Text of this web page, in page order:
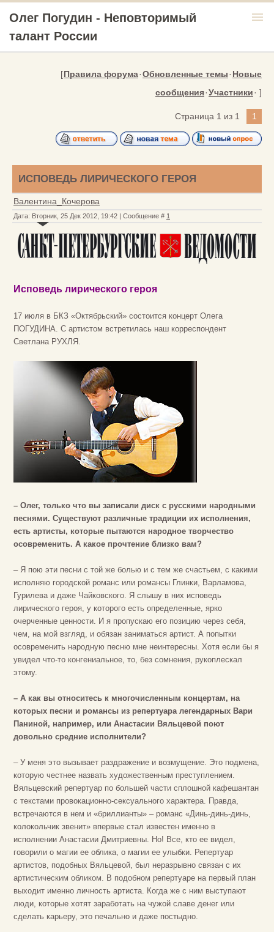
Олег Погудин - Неповторимый
талант России
menu
[Правила форума·Обновленные темы·Новые
сообщения·Участники· ]
Страница 1 из 1 1
ИСПОВЕДЬ ЛИРИЧЕСКОГО ГЕРОЯ
Валентина_Кочерова
Дата: Вторник, 25 Дек 2012, 19:42 | Сообщение # 1
Исповедь лирического героя
17 июля в БКЗ «Октябрьский» состоится концерт Олега
ПОГУДИНА. С артистом встретилась наш корреспондент
Светлана РУХЛЯ.
– Олег, только что вы записали диск с русскими народными
песнями. Существуют различные традиции их исполнения,
есть артисты, которые пытаются народное творчество
осовременить. А какое прочтение близко вам?
– Я пою эти песни с той же болью и с тем же счастьем, с какими
исполняю городской романс или романсы Глинки, Варламова,
Гурилева и даже Чайковского. Я слышу в них исповедь
лирического героя, у которого есть определенные, ярко
очерченные ценности. И я пропускаю его позицию через себя,
чем, на мой взгляд, и обязан заниматься артист. А попытки
осовременить народную песню мне неинтересны. Хотя если бы я
увидел что-то конгениальное, то, без сомнения, рукоплескал
этому.
– А как вы относитесь к многочисленным концертам, на
которых песни и романсы из репертуара легендарных Вари
Паниной, например, или Анастасии Вяльцевой поют
довольно средние исполнители?
– У меня это вызывает раздражение и возмущение. Это подмена,
которую честнее назвать художественным преступлением.
Вяльцевский репертуар по большей части сплошной кафешантан
с текстами провокационно-сексуального характера. Правда,
встречаются в нем и «бриллианты» – романс «Динь-динь-динь,
колокольчик звенит» впервые стал известен именно в
исполнении Анастасии Дмитриевны. Но! Все, кто ее видел,
говорили о магии ее облика, о магии ее улыбки. Репертуар
артистов, подобных Вяльцевой, был неразрывно связан с их
артистическим обликом. В подобном репертуаре на первый план
выходит именно личность артиста. Когда же с ним выступают
люди, которые хотят заработать на чужой славе денег или
сделать карьеру, это печально и даже постыдно.